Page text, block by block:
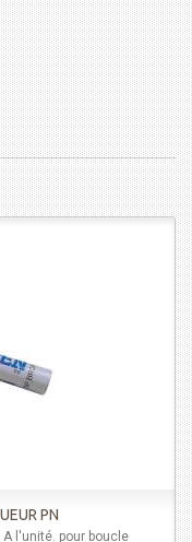
PN
l'unité. pour boucle